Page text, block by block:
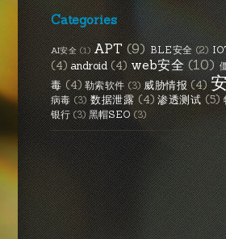
Categories
AI安全 (1) APT (9) BLE安全 (2)
(4) android (4) web安全 (10)
毒 (4) 勒索软件 (3) 威胁情报 (4)
病毒 (3) 数据泄露 (4) 渗透测试 (5)
银行 (3) 黑帽SEO (3)